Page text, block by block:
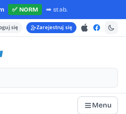
✅ NORM ➡️stab.
się Zarejestruj się
Menu